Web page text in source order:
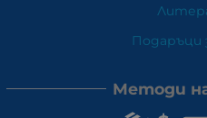
Подаръци
Методи